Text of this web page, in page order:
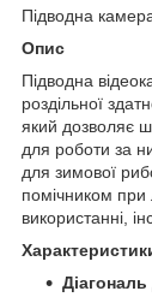
Підводна
Опис
Підводна
роздільної
який дозволяє
для роботи за
для зимової
помічником при
використанні,